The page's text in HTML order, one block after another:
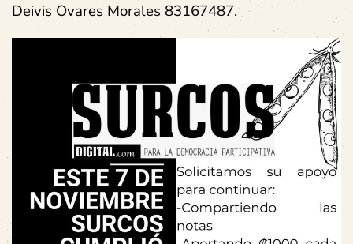
Deivis Ovares Morales 83167487.